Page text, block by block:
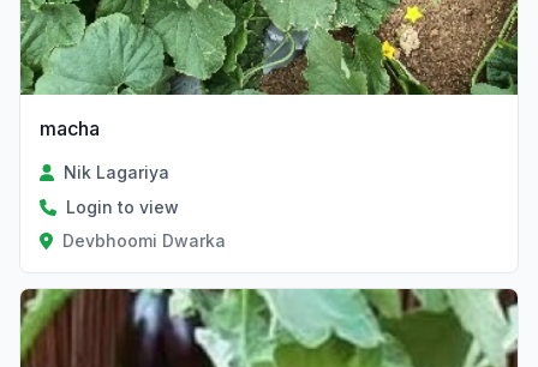
macha
Nik Lagariya
Login to view
Devbhoomi Dwarka